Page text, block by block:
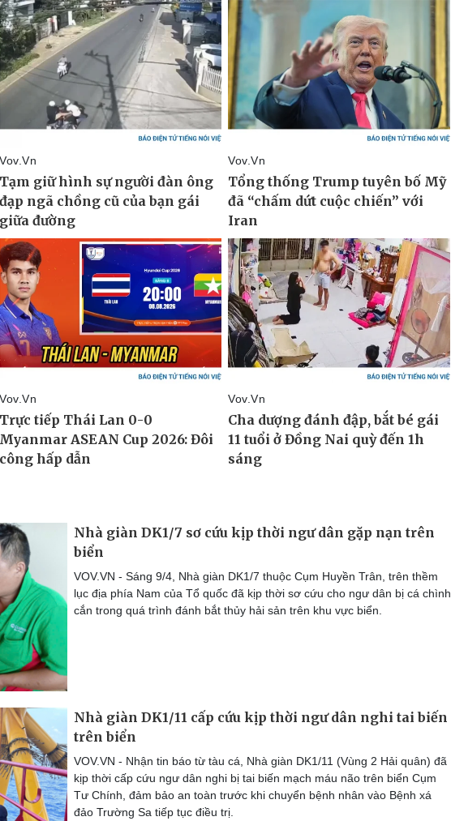
Nhà giàn DK1/7 sơ cứu kịp thời ngư dân gặp nạn trên
biển
VOV.VN - Sáng 9/4, Nhà giàn DK1/7 thuộc Cụm Huyền Trân, trên thềm
lục địa phía Nam của Tổ quốc đã kịp thời sơ cứu cho ngư dân bị cá chình
cắn trong quá trình đánh bắt thủy hải sản trên khu vực biển.
Nhà giàn DK1/11 cấp cứu kịp thời ngư dân nghi tai biến
trên biển
VOV.VN - Nhận tin báo từ tàu cá, Nhà giàn DK1/11 (Vùng 2 Hải quân) đã
kịp thời cấp cứu ngư dân nghi bị tai biến mạch máu não trên biển Cụm
Tư Chính, đảm bảo an toàn trước khi chuyển bệnh nhân vào Bệnh xá
đảo Trường Sa tiếp tục điều trị.